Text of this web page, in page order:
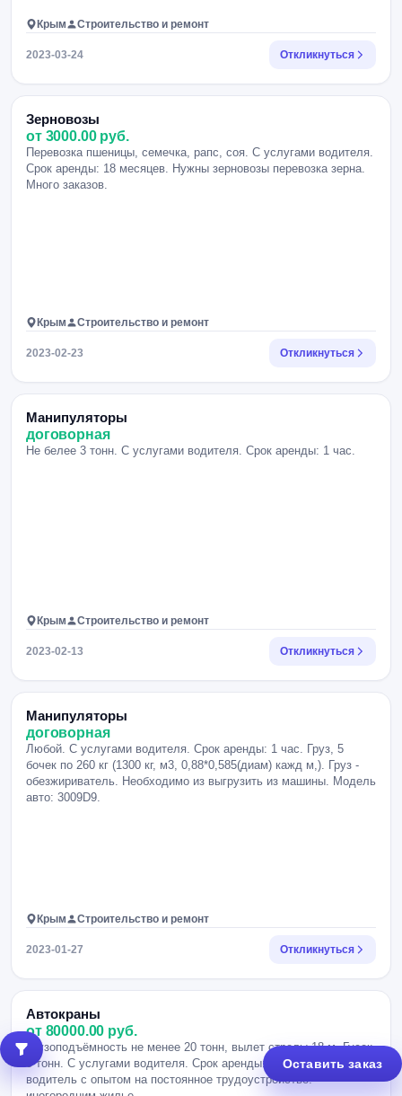
Крым Строительство и ремонт
2023-03-24 Откликнуться
Зерновозы
от 3000.00 руб.
Перевозка пшеницы, семечка, рапс, соя. С услугами водителя.
Срок аренды: 18 месяцев. Нужны зерновозы перевозка зерна.
Много заказов.
Крым Строительство и ремонт
2023-02-23 Откликнуться
Манипуляторы
договорная
Не белее 3 тонн. С услугами водителя. Срок аренды: 1 час.
Крым Строительство и ремонт
2023-02-13 Откликнуться
Манипуляторы
договорная
Любой. С услугами водителя. Срок аренды: 1 час. Груз, 5
бочек по 260 кг (1300 кг, м3, 0,88*0,585(диам) кажд м,). Груз -
обезжириватель. Необходимо из выгрузить из машины. Модель
авто: 3009D9.
Крым Строительство и ремонт
2023-01-27 Откликнуться
Автокраны
от 80000.00 руб.
Грузоподъёмность не менее 20 тонн, вылет стрелы 18 м. Гусек
5 тонн. С услугами водителя. Срок аренды: 1 месяц. Нужен
водитель с опытом на постоянное трудоустройство.
Оставить заказ